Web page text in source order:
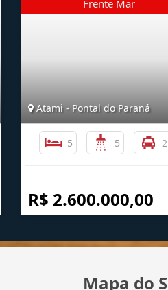
Atami - Pontal do Paraná
5 5 2
R$ 2.600.000,00